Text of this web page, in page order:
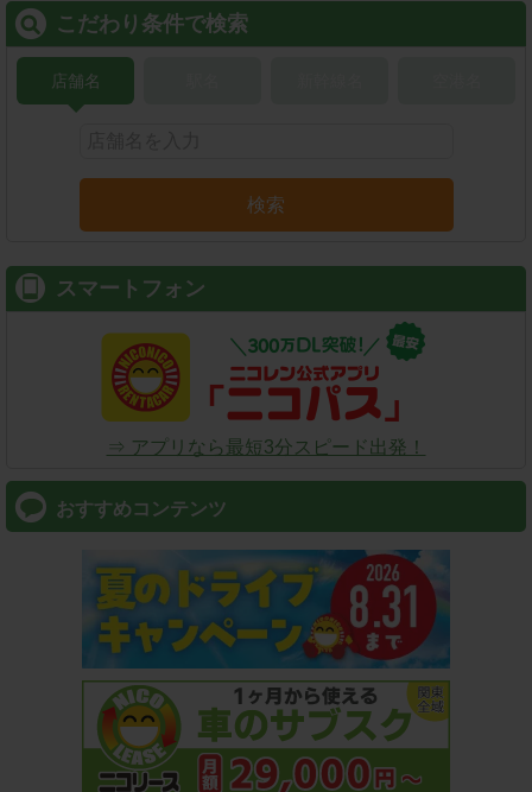
こだわり条件で検索
店舗名
検索
スマートフォン
⇒ アプリなら最短3分スピード出発！
おすすめコンテンツ